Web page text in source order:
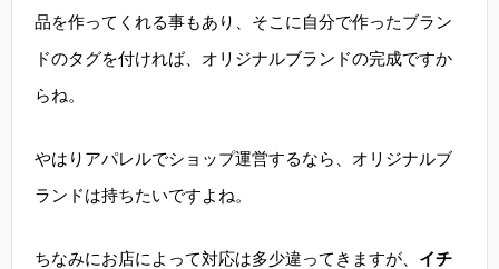
品を作ってくれる事もあり、そこに自分で作ったブラン
ドのタグを付ければ、オリジナルブランドの完成ですか
らね。
やはりアパレルでショップ運営するなら、オリジナルブ
ランドは持ちたいですよね。
ちなみにお店によって対応は多少違ってきますが、 イチ